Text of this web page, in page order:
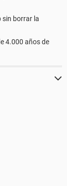
sin borrar la
4.000 años de